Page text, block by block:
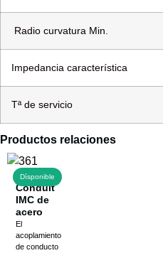
Radio curvatura Min.
Impedancia característica
Tª de servicio
Productos relaciones
Dísponible
Union
Conduit
IMC de
acero
El
acoplamiento
de conducto